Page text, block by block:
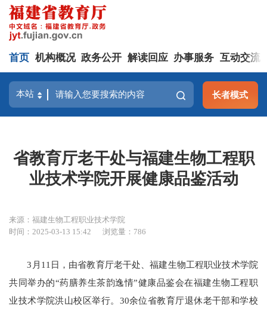
首页 机构概况 政务公开 解读回应 办事服务 互动交流
长者模式
省教育厅老干处与福建生物工程职
业技术学院开展健康品鉴活动
来源：福建生物工程职业技术学院
时间：2025-03-13 15:42
浏览量：786
3月11日，由省教育厅老干处、福建生物工程职业技术学院
共同举办的“药膳养生茶韵逸情”健康品鉴会在福建生物工程职
业技术学院洪山校区举行。30余位省教育厅退休老干部和学校